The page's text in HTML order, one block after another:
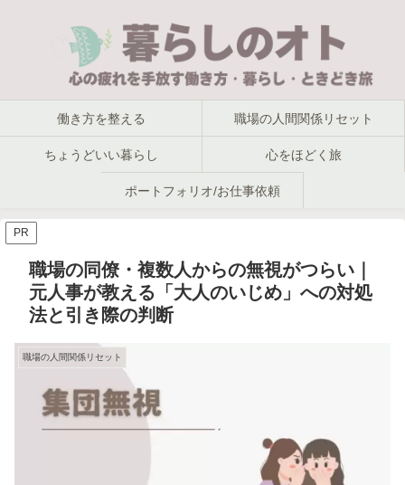
働き方を整える 職場の人間関係リセット
ちょうどいい暮らし 心をほどく旅
ポートフォリオ/お仕事依頼
PR
職場の同僚・複数人からの無視がつらい｜
元人事が教える「大人のいじめ」への対処
法と引き際の判断
職場の人間関係リセット